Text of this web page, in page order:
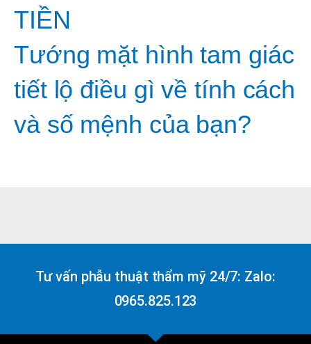
TIỀN
Tướng mặt hình tam giác
tiết lộ điều gì về tính cách
và số mệnh của bạn?
Tư vấn phẫu thuật thẩm mỹ 24/7: Zalo:
0965.825.123